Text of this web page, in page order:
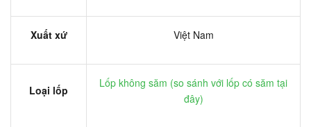
Xuất xứ Việt Nam
Loại lốp
Lốp không săm (so sánh với lốp có săm tại
đây)